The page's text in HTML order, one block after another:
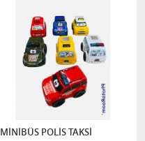
MİNİBÜS POLİS TAKSİ